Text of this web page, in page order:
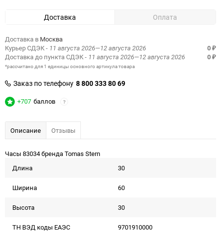
Доставка Оплата
Доставка в Москва
Курьер СДЭК- 11 августа 2026—12 августа 2026 0 ₽
Доставка до пункта СДЭК- 11 августа 2026—12 августа 2026 0 ₽
*рассчитано для 1 единицы основного артикула товара
Заказ по телефону 8 800 333 80 69
+707 баллов ?
Описание Отзывы
Часы 83034 бренда Tomas Stern
Длина
30
Ширина 60
Высота 30
ТН ВЭД коды ЕАЭС 9701910000